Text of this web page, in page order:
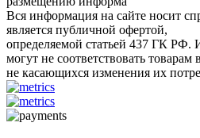
Вся информация на сайте носит
является публичной офертой,
определяемой статьей 437 ГК РФ.
могут не соответствовать товарам
не касающихся изменения их